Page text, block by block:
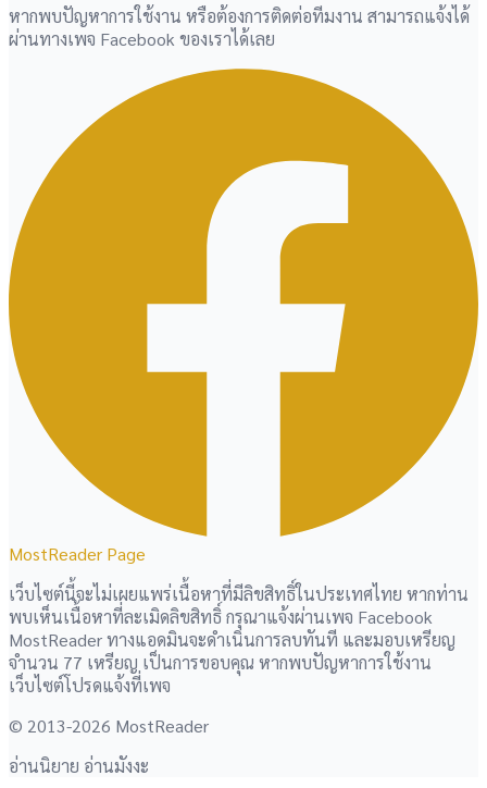
หากพบปัญหาการใช้งาน หรือต้องการติดต่อทีมงาน สามารถแจ้งได้
ผ่านทางเพจ Facebook ของเราได้เลย
MostReader Page
เว็บไซต์นี้จะไม่เผยแพร่เนื้อหาที่มีลิขสิทธิ์ในประเทศไทย หากท่าน
พบเห็นเนื้อหาที่ละเมิดลิขสิทธิ์ กรุณาแจ้งผ่านเพจ Facebook
MostReader ทางแอดมินจะดำเนินการลบทันที และมอบเหรียญ
จำนวน 77 เหรียญ เป็นการขอบคุณ หากพบปัญหาการใช้งาน
เว็บไซต์โปรดแจ้งที่เพจ
© 2013-2026 MostReader
อ่านนิยาย อ่านมังงะ